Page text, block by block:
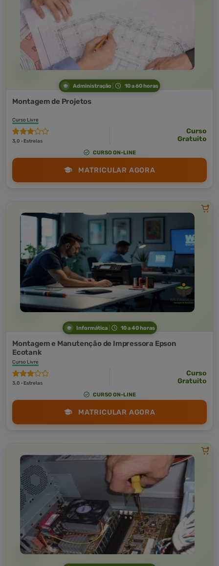
Administração 10 a 60 horas
Montagem de Projetos
Curso Livre
3,0 · Estrelas
Curso
Gratuito
CURSO ON-LINE
MATRICULAR AGORA
Informática 10 a 40 horas
Montagem e Manutenção de Impressora Epson
Ecotank
Curso Livre
3,0 · Estrelas
Curso
Gratuito
CURSO ON-LINE
MATRICULAR AGORA